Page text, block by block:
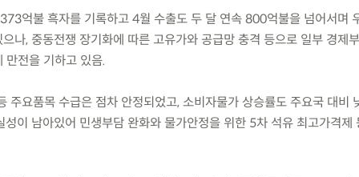
억불 흑자를 기록하고 4월 수출도 두 달 연속 800억불을 넘어서며
나, 중동전쟁 장기화에 따른 고유가와 공급망 충격 등으로 일부 경제
만전을 기하고 있음.
주요품목 수급은 점차 안정되었고, 소비자물가 상승률도 주요국 대비
성이 남아있어 민생부담 완화와 물가안정을 위한 5차 석유 최고가격제